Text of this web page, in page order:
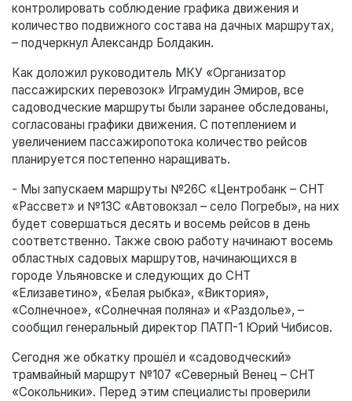
контролировать соблюдение графика движения и
количество подвижного состава на дачных маршрутах,
– подчеркнул Александр Болдакин.
Как доложил руководитель МКУ «Организатор
пассажирских перевозок» Играмудин Эмиров, все
садоводческие маршруты были заранее обследованы,
согласованы графики движения. С потеплением и
увеличением пассажиропотока количество рейсов
планируется постепенно наращивать.
- Мы запускаем маршруты №26С «Центробанк – СНТ
«Рассвет» и №13С «Автовокзал – село Погребы», на них
будет совершаться десять и восемь рейсов в день
соответственно. Также свою работу начинают восемь
областных садовых маршрутов, начинающихся в
городе Ульяновске и следующих до СНТ
«Елизаветино», «Белая рыбка», «Виктория»,
«Солнечное», «Солнечная поляна» и «Раздолье», –
сообщил генеральный директор ПАТП-1 Юрий Чибисов.
Сегодня же обкатку прошёл и «садоводческий»
трамвайный маршрут №107 «Северный Венец – СНТ
«Сокольники». Перед этим специалисты проверили